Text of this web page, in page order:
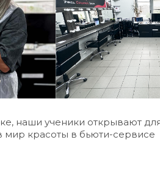
наши ученики открывают
мир красоты в бьюти-сервисе